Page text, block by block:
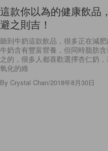
這款你以為的健康飲品
避之則吉！
聽到牛奶這款飲品，很多正在減
牛奶含有豐富營養，但同時脂肪
之的，很多人都喜歡選擇杏仁奶
氧化的維
By Crystal Chan/2018年8月30日